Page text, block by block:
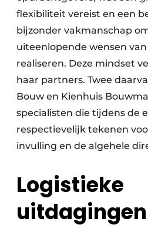
flexibiliteit vereist en een
bijzonder vakmanschap
uiteenlopende wensen
realiseren. Deze mindset
haar partners. Twee
Bouw en Kienhuis
specialisten die tijdens de
respectievelijk tekenen
invulling en de algehele
Logistieke
uitdagingen